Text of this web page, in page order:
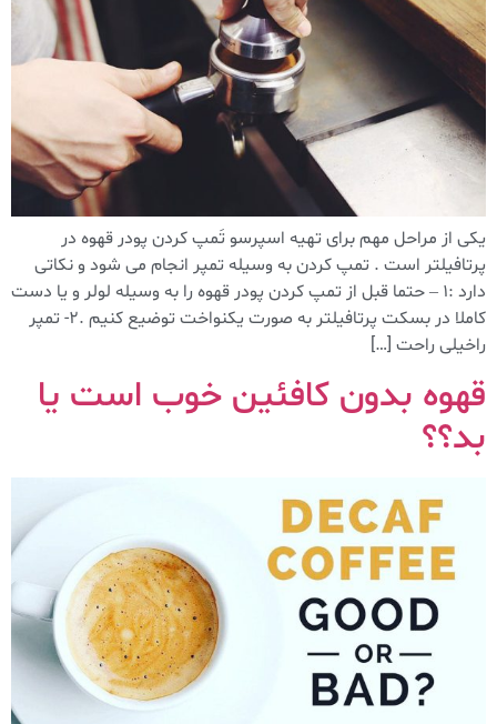
یکی از مراحل مهم برای تهیه اسپرسو تَمپ کردن پودر قهوه در
پرتافیلتر است . تمپ کردن به وسیله تمپر انجام می شود و نکاتی
دارد :۱ – حتما قبل از تمپ کردن پودر قهوه را به وسیله لولر و یا دست
کاملا در بسکت پرتافیلتر به صورت یکنواخت توضیع کنیم .۲- تمپر
راخیلی راحت […]
قهوه بدون کافئین خوب است یا
بد؟؟